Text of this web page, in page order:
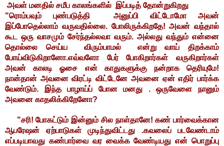
அவள் மனதில் சமீப காலங்களில் இப்படித் தோன்றுகிறது
"ரொம்பவும் புண்படுத்தி அனுப்பி விட்டோமோ அவன்
இப்போதெல்லாம் வருவதில்லை. போலிருக்கிறதே! அவன் வந்தால்
கூட ஒரு வாசமும் சேர்ந்தல்லவா வரும். அல்லது வந்தும் என்னை
தொல்லை செய்ய விரும்பாமல் என்று வாய் திறக்காம்
போய்விடுகிறானோ.எவ்வளோ பேர் போகிறார்கள் வருகிறார்கள்
அவன் காலடி ஓசை என் காதுகளுக்கு நன்றாக தெரியுமே!
நான்தான் அவனை விரட்டி விட்டேனே அவனை ஏன் எதிர் பார்க்க
வேண்டும். இந்த பாழாய்ப் போன மனது . ஒருவேளை நானும்
அவனை காதலிக்கிறேனோ?
"சரி! போகட்டும் இன்னும் சில நாள்தானே! கண் பார்வைக்கான
ஆபரேஷன் ஏற்பாடுகள் முடிந்துவிட்டது .கவலைப் படவேண்டாம்
எப்படியாவது கண்பார்வை வர வைக்க வேண்டியது என் பொறுப்பு